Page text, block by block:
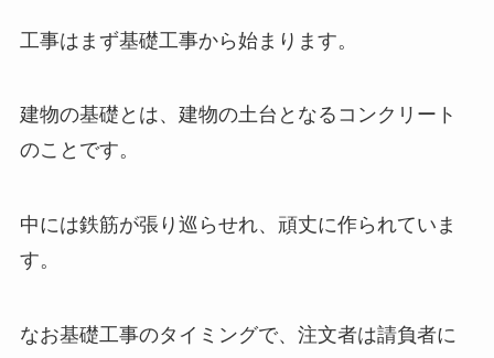
工事はまず基礎工事から始まります。
建物の基礎とは、建物の土台となるコンクリート
のことです。
中には鉄筋が張り巡らせれ、頑丈に作られていま
す。
なお基礎工事のタイミングで、注文者は請負者に